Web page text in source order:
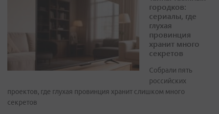
городков:
сериалы, где
глухая
провинция
хранит много
секретов
Собрали пять
российских
проектов, где глухая провинция хранит слишком много
секретов